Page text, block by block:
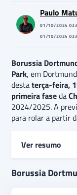
Paulo
01/10/2024
01/10/2024
Borussia
Park, em
destaterça-feira,
primeira faseda
2024/2025. A
para rolar a partir
Ver resumo
Borussia
Borussia